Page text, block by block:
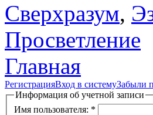
Сверхразум,
Просветление
Главная
РегистрацияВход в системуЗабыли
Информация об учетной записи
Имя пользователя: *